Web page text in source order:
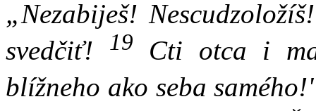
„Nezabiješ!
svedčiť!
19
Cti otca i
blížneho ako seba